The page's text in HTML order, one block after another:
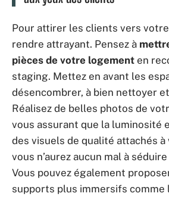
Pour attirer les clients vers
rendre attrayant. Pensez à
pièces de votre logement en
staging. Mettez en avant les
désencombrer, à bien nettoyer
Réalisez de belles photos de
vous assurant que la luminosité
des visuels de qualité attachés à
vous n’aurez aucun mal à
Vous pouvez également
supports plus immersifs comme